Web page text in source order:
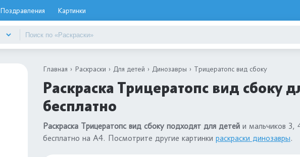
Поздравления Картинки
Главная Раскраски Для детей Динозавры Трицератопс вид сбоку
Раскраска Трицератопс вид сбоку
бесплатно
Раскраска Трицератопс вид сбоку подходят для детей и мальчиков 3,
бесплатно на А4. Посмотрите другие картинки раскраски динозавры.